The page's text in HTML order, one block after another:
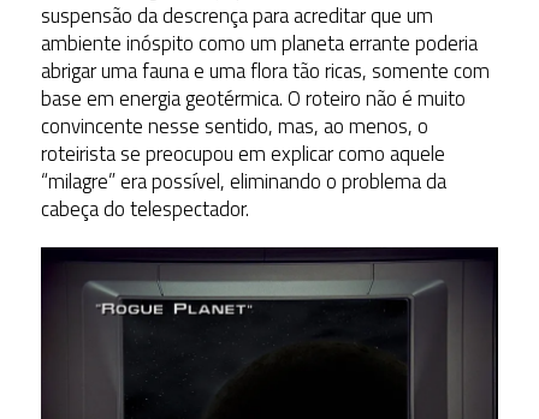
suspensão da descrença para acreditar que um
ambiente inóspito como um planeta errante poderia
abrigar uma fauna e uma flora tão ricas, somente com
base em energia geotérmica. O roteiro não é muito
convincente nesse sentido, mas, ao menos, o
roteirista se preocupou em explicar como aquele
“milagre” era possível, eliminando o problema da
cabeça do telespectador.